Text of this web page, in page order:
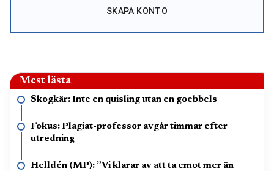
SKAPA KONTO
Mest lästa
Skogkär: Inte en quisling utan en goebbels
Fokus: Plagiat-professor avgår timmar efter
utredning
Helldén (MP): ”Vi klarar av att ta emot mer än